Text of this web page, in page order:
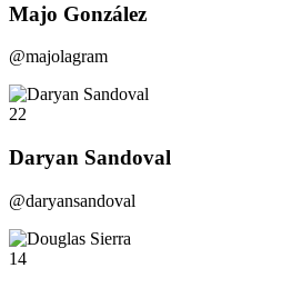
Majo González
@majolagram
22
Daryan Sandoval
@daryansandoval
14